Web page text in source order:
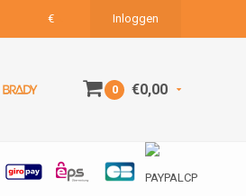
€ Inloggen
0 €0,00